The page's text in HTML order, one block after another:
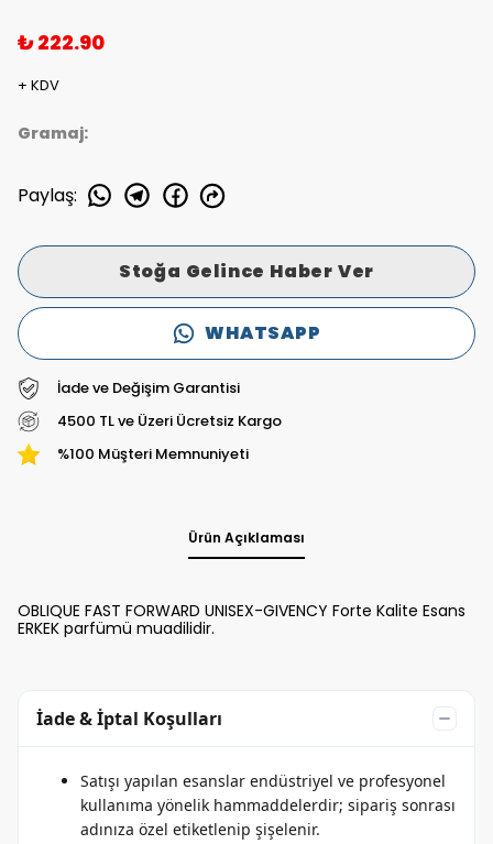
₺ 222.90
+ KDV
Gramaj:
Paylaş:
Stoğa Gelince Haber Ver
WHATSAPP
İade ve Değişim Garantisi
4500 TL ve Üzeri Ücretsiz Kargo
%100 Müşteri Memnuniyeti
Ürün Açıklaması
OBLIQUE FAST FORWARD UNISEX-GIVENCY Forte Kalite Esans
ERKEK parfümü muadilidir.
İade & İptal Koşulları
Satışı yapılan esanslar endüstriyel ve profesyonel
kullanıma yönelik hammaddelerdir; sipariş sonrası
adınıza özel etiketlenip şişelenir.